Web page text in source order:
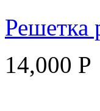
Решетка
14,000 Р